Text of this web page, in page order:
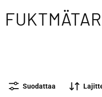
Suodattaa